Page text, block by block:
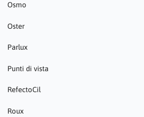
Osmo
Oster
Parlux
Punti di vista
RefectoCil
Roux